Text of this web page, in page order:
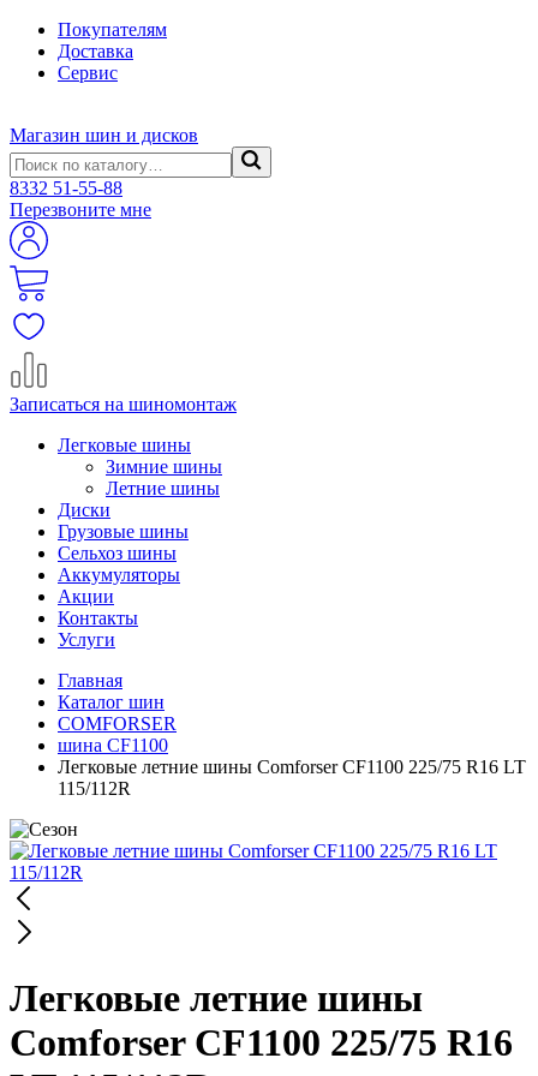
Покупателям
Доставка
Сервис
Магазин шин и дисков
8332 51-55-88
Перезвоните мне
Записаться на шиномонтаж
Легковые шины
Зимние шины
Летние шины
Диски
Грузовые шины
Сельхоз шины
Аккумуляторы
Акции
Контакты
Услуги
Главная
Каталог шин
COMFORSER
шина CF1100
Легковые летние шины Comforser CF1100 225/75 R16 LT
115/112R
Легковые летние шины
Comforser CF1100 225/75 R16